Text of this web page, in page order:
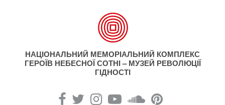
НАЦІОНАЛЬНИЙ МЕМОРІАЛЬНИЙ КОМПЛЕКС
ГЕРОЇВ НЕБЕСНОЇ СОТНІ – МУЗЕЙ РЕВОЛЮЦІЇ
ГІДНОСТІ